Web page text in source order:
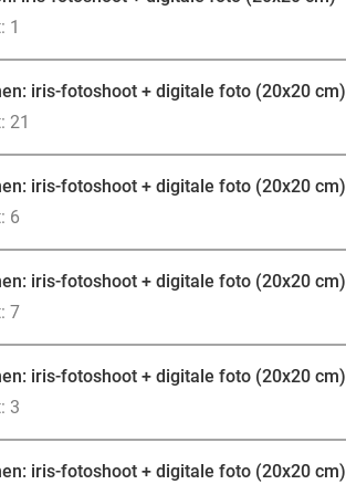
1
iris-fotoshoot + digitale foto (20x20 cm)
21
iris-fotoshoot + digitale foto (20x20 cm)
6
iris-fotoshoot + digitale foto (20x20 cm)
7
iris-fotoshoot + digitale foto (20x20 cm)
3
iris-fotoshoot + digitale foto (20x20 cm)